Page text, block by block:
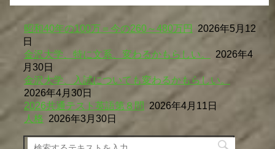
昭和40年の100万＝今の260～480万円
2026年5月12
日
金沢大学、特に文系、変わるかもらしい。
2026年4
月30日
金沢大学、入試についても変わるかもらしい。
2026年4月30日
2026共通テスト英語第８問
2026年4月11日
人格 2026年3月30日